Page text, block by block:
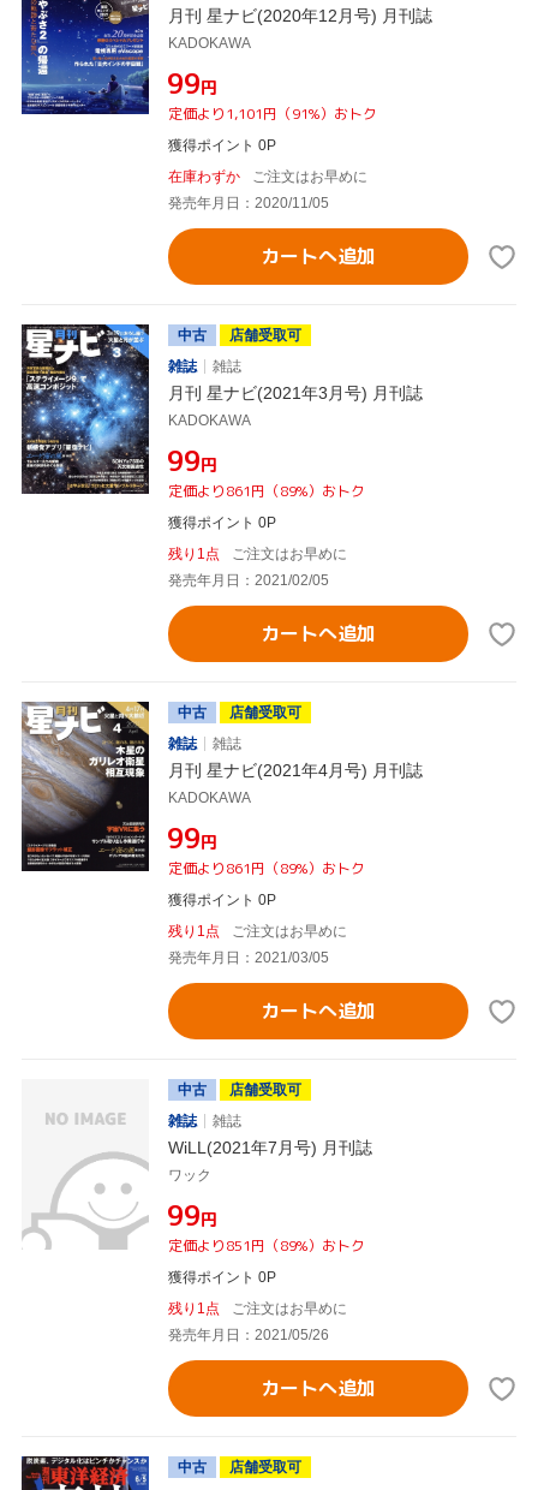
月刊 星ナビ(2020年12月号) 月刊誌
KADOKAWA
¥99円
定価より1,101円（91%）おトク
獲得ポイント 0P
在庫わずか
ご注文はお早めに
発売年月日：2020/11/05
カートへ追加
中古
店舗受取可
雑誌
雑誌
月刊 星ナビ(2021年3月号) 月刊誌
KADOKAWA
¥99円
定価より861円（89%）おトク
獲得ポイント 0P
残り1点
ご注文はお早めに
発売年月日：2021/02/05
カートへ追加
中古
店舗受取可
雑誌
雑誌
月刊 星ナビ(2021年4月号) 月刊誌
KADOKAWA
¥99円
定価より861円（89%）おトク
獲得ポイント 0P
残り1点
ご注文はお早めに
発売年月日：2021/03/05
カートへ追加
中古
店舗受取可
雑誌
雑誌
WiLL(2021年7月号) 月刊誌
ワック
¥99円
定価より851円（89%）おトク
獲得ポイント 0P
残り1点
ご注文はお早めに
発売年月日：2021/05/26
カートへ追加
中古 店舗受取可